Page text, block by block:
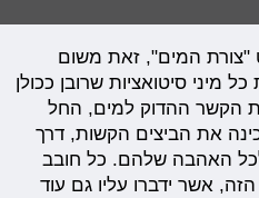
המים", זאת משום
סיטואציות שרובן ככולן
הקשר ההדוק למים, החל
את הביצים הקשות, דרך
האהבה שלהם. כל חובב
אשר ידברו עליו גם עוד